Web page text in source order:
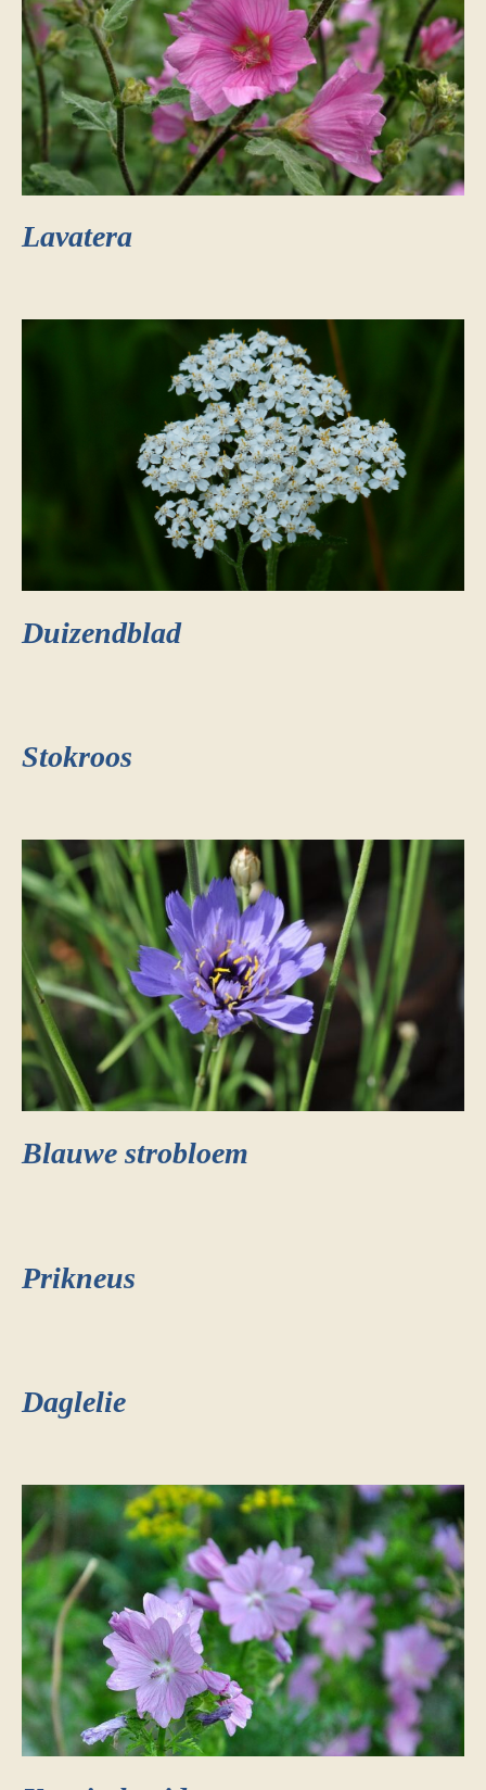
Lavatera
Duizendblad
Stokroos
Blauwe strobloem
Prikneus
Daglelie